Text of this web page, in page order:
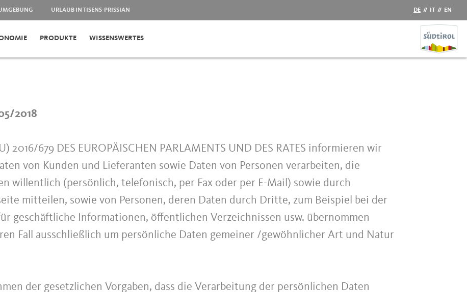
URLAUB IN TISENS-PRISSIAN DE // IT // EN
PRODUKTE WISSENSWERTES
2018
2016/679 DES EUROPÄISCHEN PARLAMENTS UND DES RATES informieren wir
von Kunden und Lieferanten sowie Daten von Personen verarbeiten, die
willentlich (persönlich, telefonisch, per Fax oder per E-Mail) sowie durch
mitteilen, sowie von Personen, deren Daten durch Dritte, zum Beispiel bei der
geschäftliche Informationen, öffentlichen Verzeichnissen usw. übernommen
Fall ausschließlich um persönliche Daten gemeiner /gewöhnlicher Art und Natur
der gesetzlichen Vorgaben, dass die Verarbeitung der persönlichen Daten